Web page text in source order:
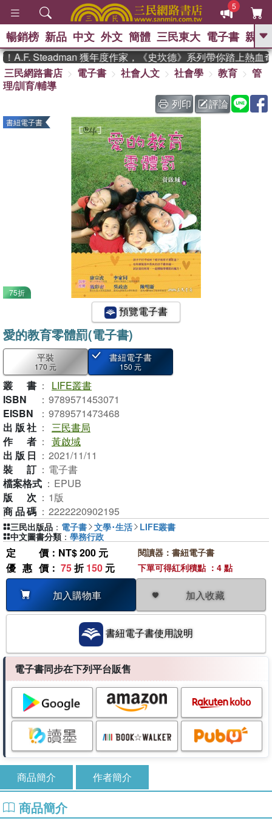
5
GO
熱搜： 東野圭吾 、 The Odyssey 、
國際布克獎 臺灣漫遊錄 、
方
台灣的李登輝時代 、 數學女
孩：黎曼猜想 、 偉大的迷走神經
暢銷榜 新品 中文 外文 簡體 三民東大 電子書 親子
Steadman 獲年度作家，《史坎德》系列帶你踏上熱血奇
三民網路書店
電子書 社會人文 社會學 教育
管
理/訓育/輔導
列印
評論
書紐電子書
75折
預覽電子書
愛的教育零體罰(電子書)
平裝
170 元
書紐電子書
150 元
叢書 ：
LIFE叢書
ISBN
： 9789571453071
EISBN
： 9789571473468
出版社 ： 三民書局
作者 ： 黃啟域
出版日 ： 2021/11/11
裝訂 ： 電子書
檔案格式 ： EPUB
版次 ： 1版
商品碼 ： 2222220902195
定價 ：NT$ 200 元
優惠價 ： 75折150 元
加入購物車
加入收藏
閱讀器：書紐電子書
下單可得紅利積點 ：4 點
書紐電子書使用說明
三民出版品 ： 電子書 文學･生活
LIFE叢書
中文圖書分類 ： 學務行政
電子書同步在下列平台販售
商品簡介 作者簡介
商品簡介